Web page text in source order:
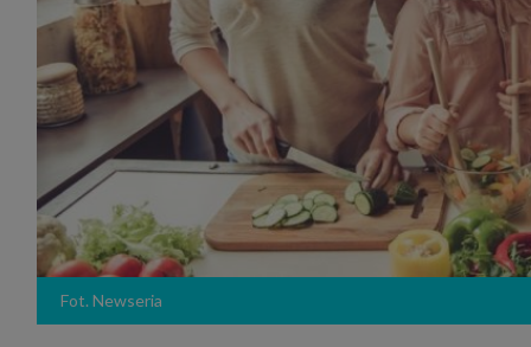
2.
3.
móc
Cię to
Twoje
Fot. Newseria